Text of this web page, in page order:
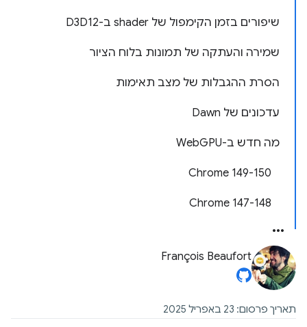
שיפורים בזמן הקימפול של shader ב-D3D12
שמירה והעתקה של תמונות בלוח הציור
הסרת ההגבלות של מצב תאימות
עדכונים של Dawn
מה חדש ב-WebGPU
‫Chrome 149-150
‫Chrome 147-148
François Beaufort
תאריך פרסום: 23 באפריל 2025